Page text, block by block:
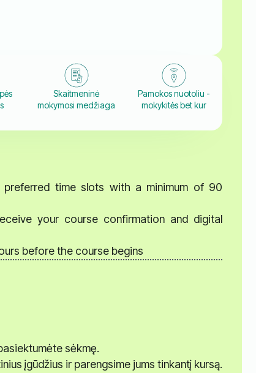
Skaitmeninė
mokymosi medžiaga
Pamokos nuotoliu -
mokykitės bet kur
time slots with a minimum of 90
your course confirmation and digital
before the course begins
sėkmę.
įgūdžius ir parengsime jums tinkantį kursą.